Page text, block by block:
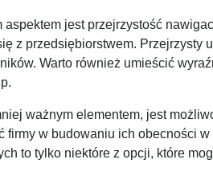
aspektem jest przejrzystość
z przedsiębiorstwem. Przejrzysty
Warto również umieścić
ważnym elementem, jest
firmy w budowaniu ich obecności
to tylko niektóre z opcji, które